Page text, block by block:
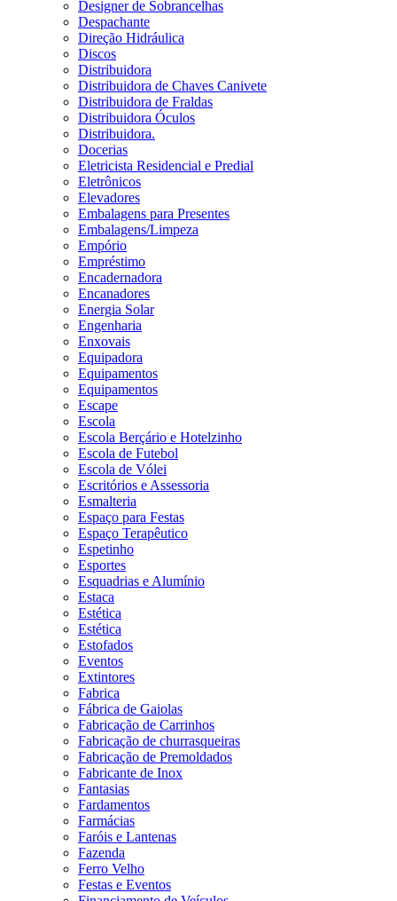
Designer de Sobrancelhas
Despachante
Direção Hidráulica
Discos
Distribuidora
Distribuidora de Chaves Canivete
Distribuidora de Fraldas
Distribuidora Óculos
Distribuidora.
Docerias
Eletricista Residencial e Predial
Eletrônicos
Elevadores
Embalagens para Presentes
Embalagens/Limpeza
Empório
Empréstimo
Encadernadora
Encanadores
Energia Solar
Engenharia
Enxovais
Equipadora
Equipamentos
Equipamentos
Escape
Escola
Escola Berçário e Hotelzinho
Escola de Futebol
Escola de Vólei
Escritórios e Assessoria
Esmalteria
Espaço para Festas
Espaço Terapêutico
Espetinho
Esportes
Esquadrias e Alumínio
Estaca
Estética
Estética
Estofados
Eventos
Extintores
Fabrica
Fábrica de Gaiolas
Fabricação de Carrinhos
Fabricação de churrasqueiras
Fabricação de Premoldados
Fabricante de Inox
Fantasias
Fardamentos
Farmácias
Faróis e Lantenas
Fazenda
Ferro Velho
Festas e Eventos